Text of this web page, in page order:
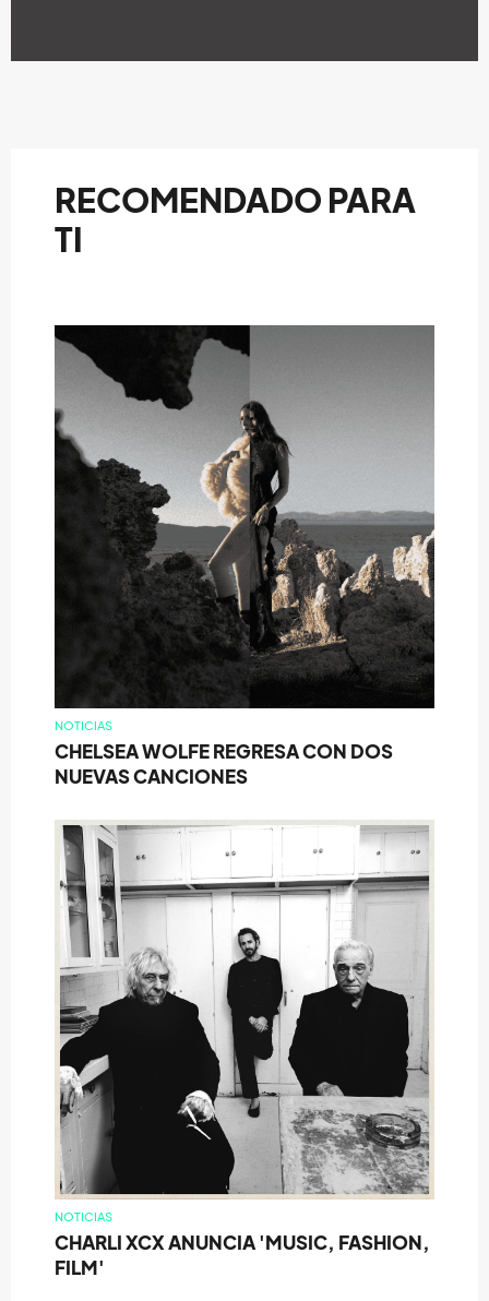
RECOMENDADO PARA
TI
NOTICIAS
CHELSEA WOLFE REGRESA CON DOS
NUEVAS CANCIONES
NOTICIAS
CHARLI XCX ANUNCIA 'MUSIC, FASHION,
FILM'